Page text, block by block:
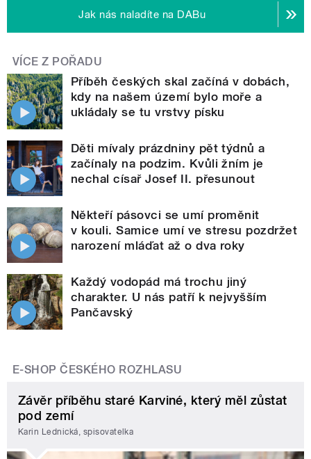
Jak nás naladíte na DABu
VÍCE Z POŘADU
Příběh českých skal začíná v dobách,
kdy na našem území bylo moře a
ukládaly se tu vrstvy písku
Děti mívaly prázdniny pět týdnů a
začínaly na podzim. Kvůli žním je
nechal císař Josef II. přesunout
Někteří pásovci se umí proměnit
v kouli. Samice umí ve stresu pozdržet
narození mláďat až o dva roky
Každý vodopád má trochu jiný
charakter. U nás patří k nejvyšším
Pančavský
E-SHOP ČESKÉHO ROZHLASU
Závěr příběhu staré Karviné, který měl zůstat
pod zemí
Karin Lednická, spisovatelka